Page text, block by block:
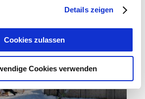
Details zeigen
Cookies zulassen
Cookies verwenden